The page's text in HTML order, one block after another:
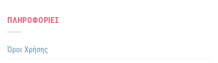
ΠΛΗΡΟΦΟΡΙΕΣ
Όροι Χρήσης